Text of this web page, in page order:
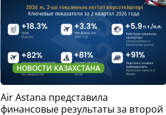
НОВОСТИ КАЗАХСТАНА
Air Astana представила
финансовые результаты за второй